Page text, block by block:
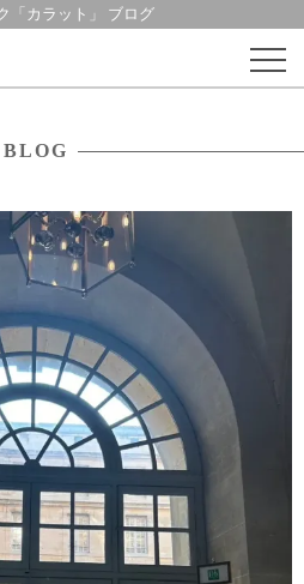
「カラット」 ブログ
Skip
BLOG